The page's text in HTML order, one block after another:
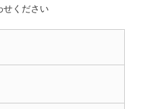
せください